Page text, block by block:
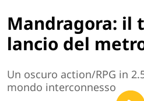
Mandragora: il
lancio del
Un oscuro action/RPG in
mondo interconnesso